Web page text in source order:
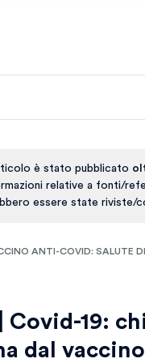
è stato pubblicato
relative a fonti/
essere state riviste/
ANTI-COVID: SALUTE
Covid-19:
dal vaccino